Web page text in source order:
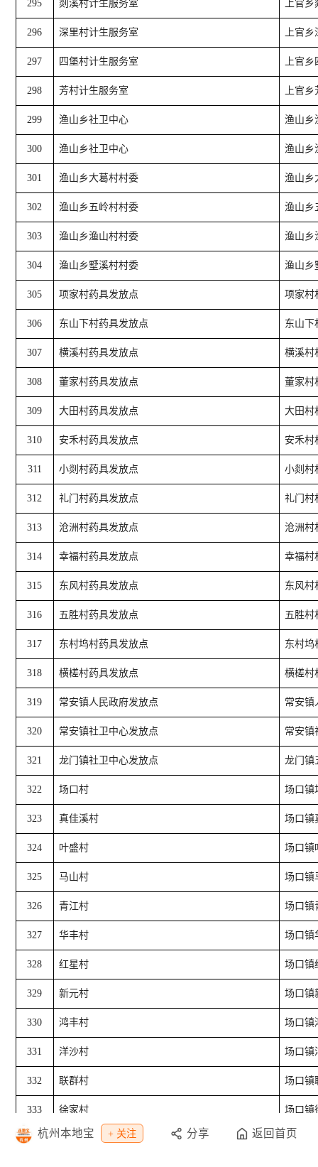
295 剡溪村计生服务室 上官
296 深里村计生服务室 上官
297 四堡村计生服务室 上官
298 芳村计生服务室 上官
299 渔山乡社卫中心 渔山乡
300 渔山乡社卫中心 渔山乡
301 渔山乡大葛村村委 渔山乡
302 渔山乡五岭村村委 渔山乡
303 渔山乡渔山村村委 渔山乡
304 渔山乡墅溪村村委 渔山乡
305 项家村药具发放点 项家村
306 东山下村药具发放点 东山下
307 横溪村药具发放点 横溪村
308 董家村药具发放点 董家村
309 大田村药具发放点 大田村
310 安禾村药具发放点 安禾村
311 小剡村药具发放点 小剡村
312 礼门村药具发放点 礼门村
313 沧洲村药具发放点 沧洲村
314 幸福村药具发放点 幸福村
315 东风村药具发放点 东风村
316 五胜村药具发放点 五胜村
317 东村坞村药具发放点 东村坞
318 横槎村药具发放点 横槎村
319 常安镇人民政府发放点 常安镇
320 常安镇社卫中心发放点 常安镇
321 龙门镇社卫中心发放点 龙门镇
322 场口村 场口镇
323 真佳溪村 场口镇
324 叶盛村 场口镇
325 马山村 场口镇
326 青江村 场口镇
327 华丰村 场口镇
328 红星村 场口镇
329 新元村 场口镇
330 鸿丰村 场口镇
331 洋沙村 场口镇
332 联群村 场口镇
333 徐家村 场口镇
334 瓜桥埠村 场口镇
杭州本地宝 + 关注 分享 返回首页